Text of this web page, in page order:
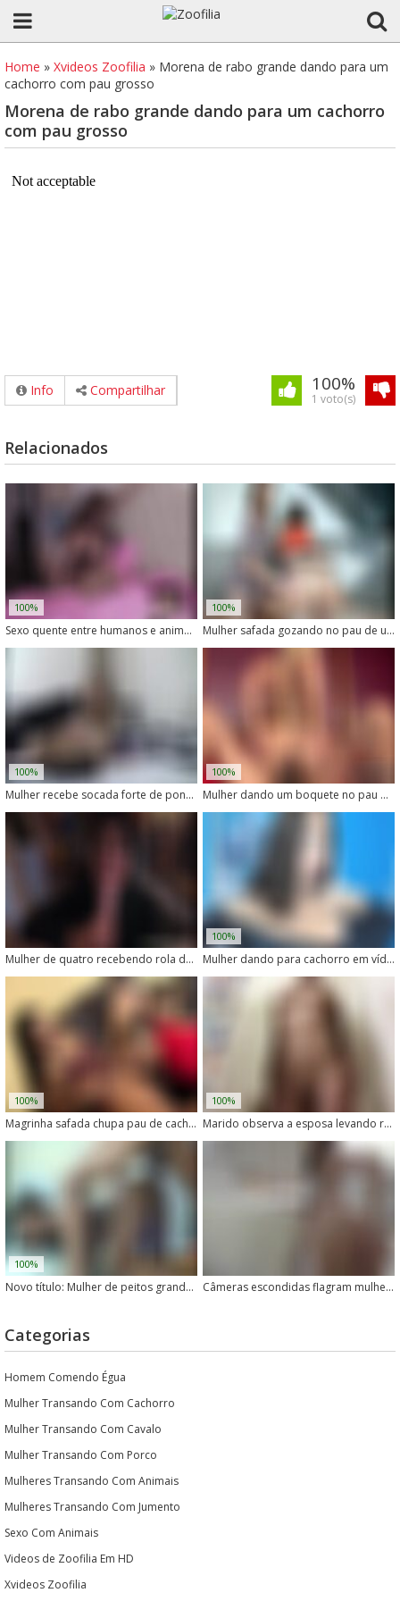
Home » Xvideos Zoofilia » Morena de rabo grande dando para um
cachorro com pau grosso
Morena de rabo grande dando para um cachorro
com pau grosso
Info Compartilhar 100%
1 voto(s)
Relacionados
100%
Sexo quente entre humanos e animais em cenas de zoofilia
100%
Mulher safada gozando no pau de um animal
100%
Mulher recebe socada forte de ponei na buceta
100%
Mulher dando um boquete no pau de um cachorro tarado
Mulher de quatro recebendo rola de cachorro como uma safada
100%
Mulher dando para cachorro em vídeo brasileiro de zoofilia
100%
Magrinha safada chupa pau de cachorro com tesão
100%
Marido observa a esposa levando rola de cachorro louco
100%
Novo título: Mulher de peitos grandes fode com cachorro peludo Câmeras escondidas flagram mulher transando com cachorros durante a noite
Categorias
Homem Comendo Égua
Mulher Transando Com Cachorro
Mulher Transando Com Cavalo
Mulher Transando Com Porco
Mulheres Transando Com Animais
Mulheres Transando Com Jumento
Sexo Com Animais
Videos de Zoofilia Em HD
Xvideos Zoofilia